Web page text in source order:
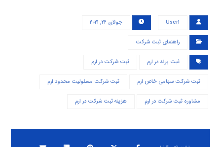
User۱ جولای ۲۲, ۲۰۲۱
راهنمای ثبت شرکت
ثبت برند در ارم ثبت شرکت در ارم
ثبت شرکت سهامی خاص ارم ثبت شرکت مسئولیت محدود ارم
مشاوره ثبت شرکت در ارم هزینه ثبت شرکت در ارم